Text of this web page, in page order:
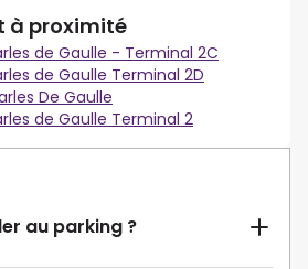
à proximité
de Gaulle - Terminal 2C
de Gaulle Terminal 2D
De Gaulle
de Gaulle Terminal 2
au parking ?